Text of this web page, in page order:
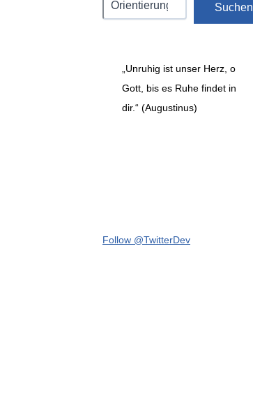
Suchen
„Unruhig ist unser Herz, o
Gott, bis es Ruhe findet in
dir.“ (Augustinus)
Follow @TwitterDev